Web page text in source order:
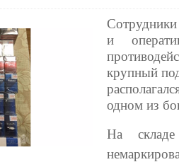
и
крупный
одном из
На